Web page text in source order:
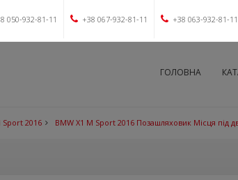
050-932-81-11 +38 067-932-81-11 +38 063-932-81-11
ГОЛОВНА
Sport 2016 BMW X1 M Sport 2016 Позашляховик Місця